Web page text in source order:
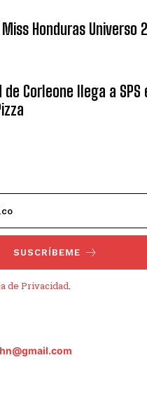
Honduras Universo
de Corleone llega a SPS
SUSCRÍBEME
de Privacidad.